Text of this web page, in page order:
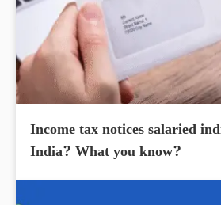
Income tax notices salaried
India? What you know?